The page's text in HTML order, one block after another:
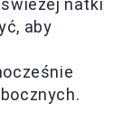
świeżej natki
aby